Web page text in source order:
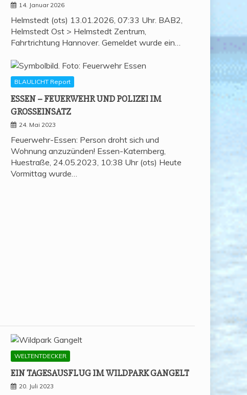
14. Januar 2026
Helmstedt (ots) 13.01.2026, 07:33 Uhr. BAB2,
Helmstedt Ost > Helmstedt Zentrum,
Fahrtrichtung Hannover. Gemeldet wurde ein…
BLAULICHT Report
ESSEN – FEU­ER­WEHR UND POLI­ZEI IM
GROSSEINSATZ
24. Mai 2023
Feuerwehr-Essen: Person droht sich und
Wohnung anzuzünden! Essen-Katernberg,
Huestraße, 24.05.2023, 10:38 Uhr (ots) Heute
Vormittag wurde…
WELTENTDECKER
EIN TAGES­AUS­FLUG IM WILD­PARK GANGELT
20. Juli 2023